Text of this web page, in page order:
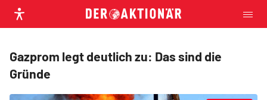
Gazprom legt deutlich zu: Das sind die
Gründe